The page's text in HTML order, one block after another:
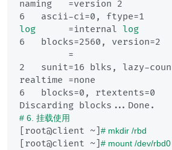
naming   =version 2
log
      =internal
log
6   blocks=2560, version=2
2   sunit=16 blks, lazy-
realtime =none
6   blocks=0, rtextents=0
# 6. 挂载使用
[root@client ~] # mkdir /rbd
[root@client ~] # mount /dev/